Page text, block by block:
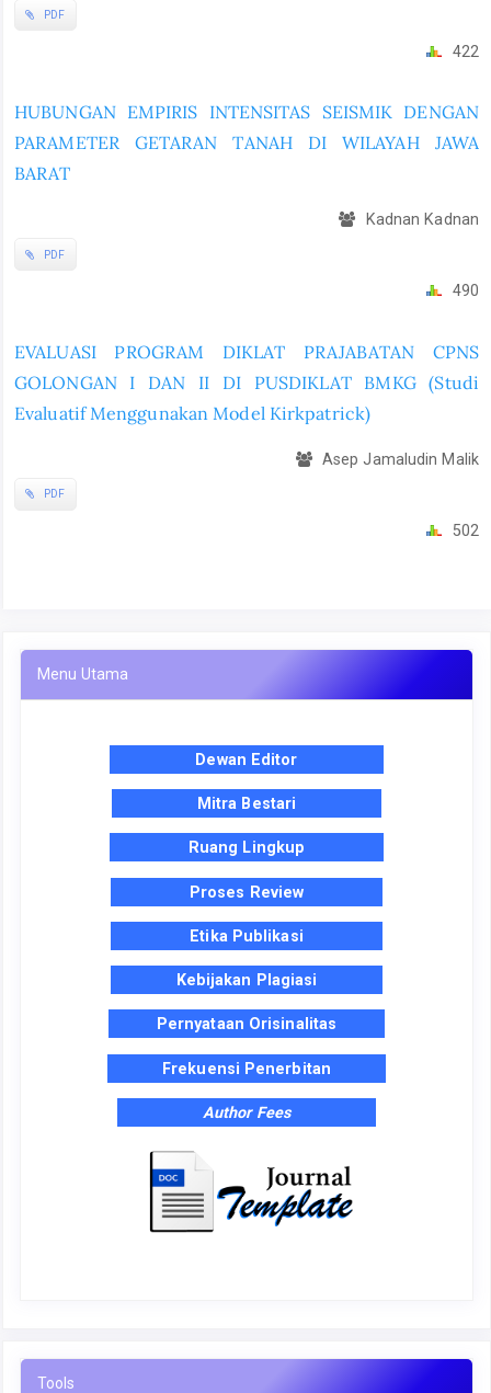
PDF
422
HUBUNGAN EMPIRIS INTENSITAS SEISMIK DENGAN
PARAMETER GETARAN TANAH DI WILAYAH JAWA
BARAT
Kadnan Kadnan
PDF
490
EVALUASI PROGRAM DIKLAT PRAJABATAN CPNS
GOLONGAN I DAN II DI PUSDIKLAT BMKG (Studi
Evaluatif Menggunakan Model Kirkpatrick)
Asep Jamaludin Malik
PDF
502
Menu Utama
Dewan Editor
Mitra Bestari
Ruang Lingkup
Proses Review
Etika Publikasi
Kebijakan Plagiasi
Pernyataan Orisinalitas
Frekuensi Penerbitan
Author Fees
Tools